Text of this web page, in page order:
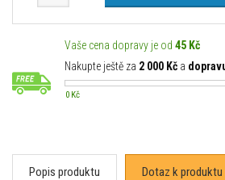
Vaše cena dopravy je od 45 Kč
Nakupte ještě za 2 000 Kč a
0 Kč
Popis produktu Dotaz k produktu